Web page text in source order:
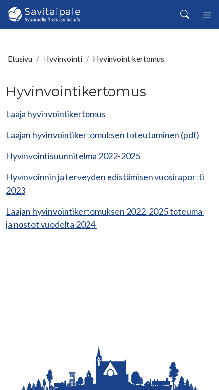
Siirry pääsisältöön
Haku
Etusivu Hyvinvointi Hyvinvointikertomus
Hyvinvointikertomus
Laaja hyvinvointikertomus
Laajan hyvinvointikertomuksen toteutuminen (pdf)
Hyvinvointisuunnitelma 2022-2025
Hyvinvoinnin ja terveyden edistämisen vuosiraportti
2023
Laajan hyvinvointikertomuksen 2022-2025 toteuma
ja nostot vuodelta 2024